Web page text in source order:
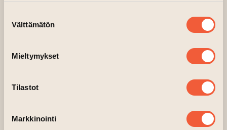
valinta
Välttämätön
Mieltymykset
Tilastot
Markkinointi
29.6. saturday
(accompaniment: Muskotti)
Sword show, WarusSeppäin Kilta at 15:00
Music, Margaretha Ante Porcos at 16:00
30.6. sunday